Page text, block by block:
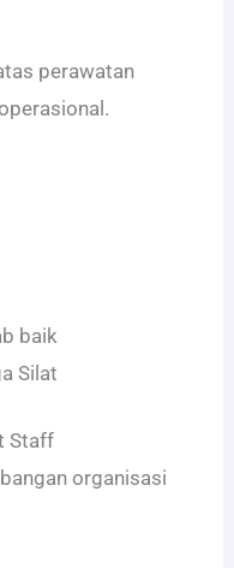
perawatan
baik
Silat
Staff
organisasi